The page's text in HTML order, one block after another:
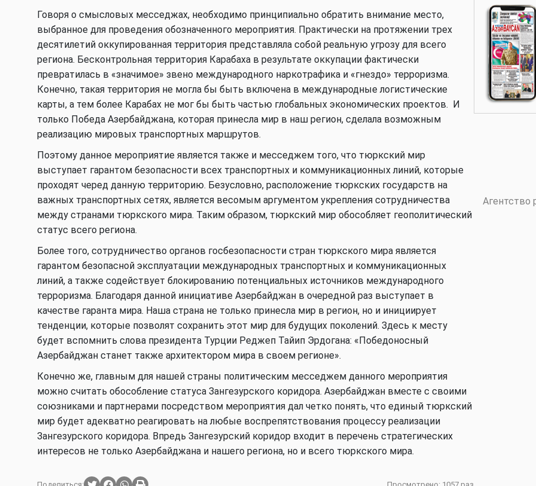
Говоря о смысловых месседжах, необходимо принципиально обратить внимание место,
выбранное для проведения обозначенного мероприятия. Практически на протяжении трех
десятилетий оккупированная территория представляла собой реальную угрозу для всего
региона. Бесконтрольная территория Карабаха в результате оккупации фактически
превратилась в «значимое» звено международного наркотрафика и «гнездо» терроризма.
Конечно, такая территория не могла бы быть включена в международные логистические
карты, а тем более Карабах не мог бы быть частью глобальных экономических проектов. И
только Победа Азербайджана, которая принесла мир в наш регион, сделала возможным
реализацию мировых транспортных маршрутов.
Поэтому данное мероприятие является также и месседжем того, что тюркский мир
выступает гарантом безопасности всех транспортных и коммуникационных линий, которые
проходят черед данную территорию. Безусловно, расположение тюркских государств на
важных транспортных сетях, является весомым аргументом укрепления сотрудничества
между странами тюркского мира. Таким образом, тюркский мир обособляет геополитический
статус всего региона.
Более того, сотрудничество органов госбезопасности стран тюркского мира является
гарантом безопасной эксплуатации международных транспортных и коммуникационных
линий, а также содействует блокированию потенциальных источников международного
терроризма. Благодаря данной инициативе Азербайджан в очередной раз выступает в
качестве гаранта мира. Наша страна не только принесла мир в регион, но и инициирует
тенденции, которые позволят сохранить этот мир для будущих поколений. Здесь к месту
будет вспомнить слова президента Турции Реджеп Тайип Эрдогана: «Победоносный
Азербайджан станет также архитектором мира в своем регионе».
Конечно же, главным для нашей страны политическим месседжем данного мероприятия
можно считать обособление статуса Зангезурского коридора. Азербайджан вместе с своими
союзниками и партнерами посредством мероприятия дал четко понять, что единый тюркский
мир будет адекватно реагировать на любые воспрепятствования процессу реализации
Зангезурского коридора. Впредь Зангезурский коридор входит в перечень стратегических
интересов не только Азербайджана и нашего региона, но и всего тюркского мира.
Аналитика
Аналитика
Агентство